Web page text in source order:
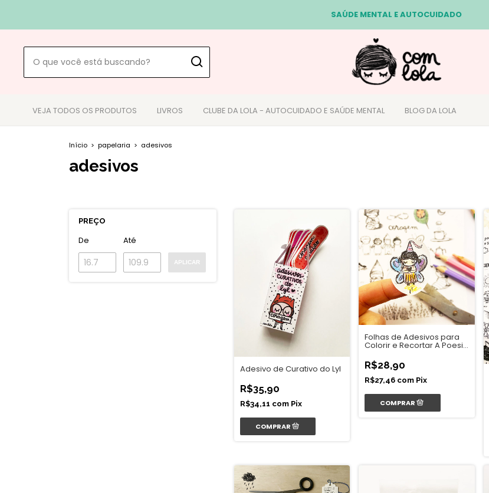
SAÚDE MENTAL E AUTOCUIDADO
VEJA TODOS OS PRODUTOS LIVROS CLUBE DA LOLA - AUTOCUIDADO E SAÚDE MENTAL BLOG DA LOLA
Início > papelaria > adesivos
adesivos
PREÇO
De Até
APLICAR
Adesivo de Curativo do Lyl
R$35,90
R$34,11 com Pix
Folhas de Adesivos para
Colorir e Recortar A Poesia
R$28,90
R$27,46 com Pix